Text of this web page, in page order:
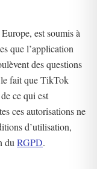
est soumis à
que l’application
des questions
fait que TikTok
ce qui est
ces autorisations ne
d’utilisation,
du RGPD.